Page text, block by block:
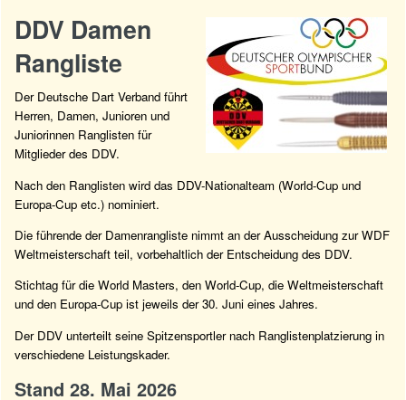
DDV Damen
Rangliste
Der Deutsche Dart Verband führt
Herren, Damen, Junioren und
Juniorinnen Ranglisten für
Mitglieder des DDV.
Nach den Ranglisten wird das DDV-Nationalteam (World-Cup und
Europa-Cup etc.) nominiert.
Die führende der Damenrangliste nimmt an der Ausscheidung zur WDF
Weltmeisterschaft teil, vorbehaltlich der Entscheidung des DDV.
Stichtag für die World Masters, den World-Cup, die Weltmeisterschaft
und den Europa-Cup ist jeweils der 30. Juni eines Jahres.
Der DDV unterteilt seine Spitzensportler nach Ranglistenplatzierung in
verschiedene Leistungskader.
Stand 28. Mai 2026